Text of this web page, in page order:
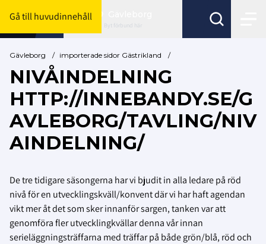
Gå till huvudinnehåll
Byt förbund här
Gävleborg / importerade sidor Gästrikland /
NIVÅINDELNING
HTTP://INNEBANDY.SE/G
AVLEBORG/TAVLING/NIV
AINDELNING/
De tre tidigare säsongerna har vi bjudit in alla ledare på röd
nivå för en utvecklingskväll/konvent där vi har haft agendan
vikt mer åt det som sker innanför sargen, tanken var att
genomföra fler utvecklingkvällar denna vår innan
serieläggningsträffarna med träffar på både grön/blå, röd och